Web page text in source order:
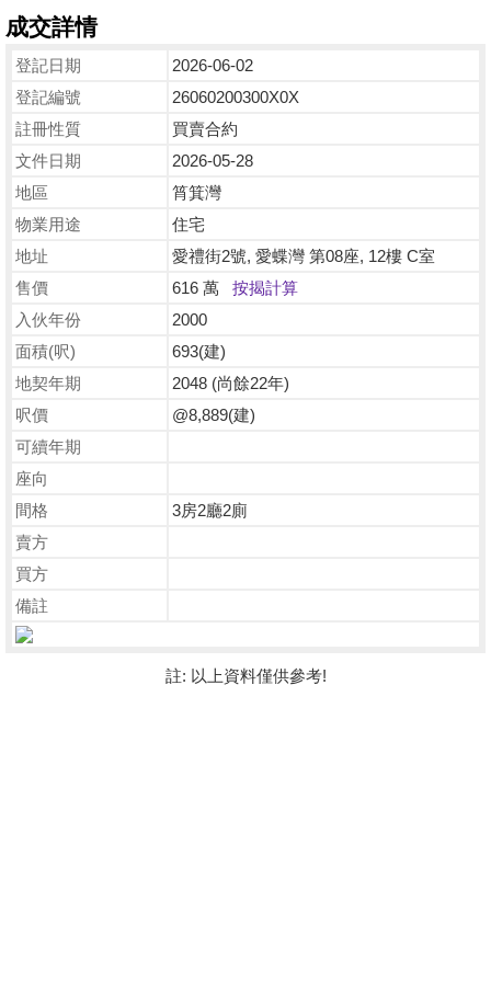
成交詳情
登記日期
2026-06-02
登記編號
26060200300X0X
註冊性質
買賣合約
文件日期
2026-05-28
地區
筲箕灣
物業用途
住宅
地址
愛禮街2號, 愛蝶灣 第08座, 12樓 C室
售價
616 萬 按揭計算
入伙年份
2000
面積(呎)
693(建)
地契年期
2048 (尚餘22年)
呎價
@8,889(建)
可續年期
座向
間格
3房2廳2廁
賣方
買方
備註
註: 以上資料僅供參考!